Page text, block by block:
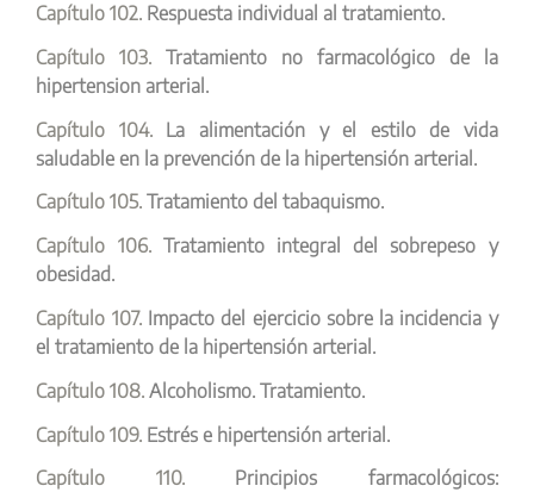
Capítulo 102. Respuesta individual al tratamiento.
Capítulo 103.Tratamiento no farmacológico de la
hipertension arterial.
Capítulo 104. La alimentación y el estilo de vida
saludable en la prevención de la hipertensión arterial.
Capítulo 105.Tratamiento del tabaquismo.
Capítulo 106. Tratamiento integral del sobrepeso y
obesidad.
Capítulo 107. Impacto del ejercicio sobre la incidencia y
el tratamiento de la hipertensión arterial.
Capítulo 108.Alcoholismo. Tratamiento.
Capítulo 109. Estrés e hipertensión arterial.
Capítulo 110. Principios farmacológicos: